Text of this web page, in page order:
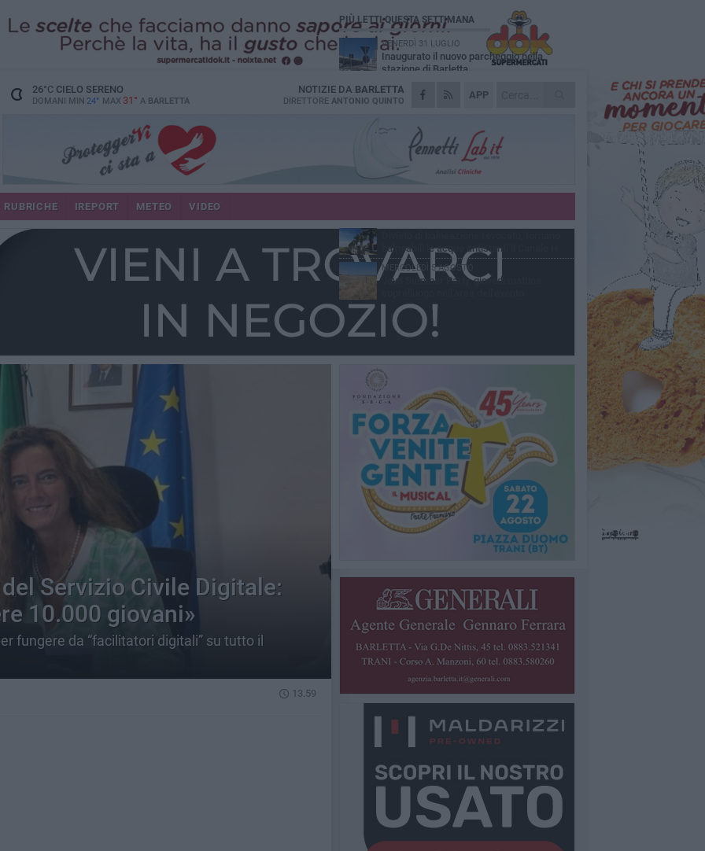
26°CCIELO SERENO
DOMANI MIN 24° MAX 31° A BARLETTA
APP
NOTIZIE DA BARLETTA
DIRETTORE ANTONIO QUINTO
RUBRICHE IREPORT METEO VIDEO
Servizio Civile Digitale:
10.000 giovani»
fungere da “facilitatori digitali” su tutto il
13.59
PIÙ LETTI QUESTA SETTIMANA
VENERDÌ 31 LUGLIO
Inaugurato il nuovo parcheggio nella
stazione di Barletta
MERCOLEDÌ 5 AGOSTO
Barletta piange Gioacchino Dagnello:
GIOVEDÌ 30 LUGLIO
Rapina all'Ipercoop di Barletta: nel mirino la
gioielleria, banditi in fuga
DOMENICA 2 AGOSTO
Beni confiscati alla mafia. Nasce il servizio
VENERDÌ 31 LUGLIO
balneabili le acque antistanti il Canale H
MERCOLEDÌ 5 AGOSTO
Jova Summer Party, giovedì mattina